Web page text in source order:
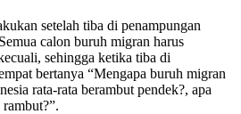
setelah tiba di penampungan
calon buruh migran harus
sehingga ketika tiba di
bertanya “Mengapa buruh migran
rata-rata berambut pendek?, apa